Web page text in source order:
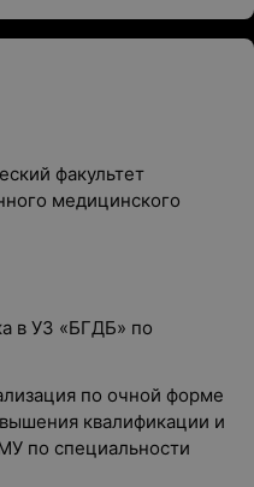
факультет
медицинского
в УЗ «БГДБ» по
по очной форме
квалификации и
по специальности